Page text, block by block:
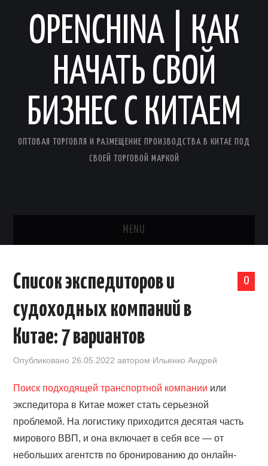
OPENCHINA | КАК
НАЧАТЬ СВОЙ
БИЗНЕС С КИТАЕМ
ОПТОВАЯ ТОРГОВЛЯ И РАЗМЕЩЕНИЕ ПРОИЗВОДСТВА В КИТАЕ ПОД
СВОЕЙ ТОРГОВОЙ МАРКОЙ
MENU
КАЛЕНДАРЬ ВЫСТАВОК В КИТАЕ
НОВОСТИ КИТАЯ
КЛУБ ИМПОРТЕРОВ
УСЛУГИ ПО БИЗНЕСУ С КИТАЕМ |
OPENCHINA
0
Список экспедиторов и
судоходных компаний в
Китае: 7 вариантов
Опубликовано 26.05.2022 автором Ильенко Андрей
Поиск подходящей транспортной компании или
экспедитора в Китае может стать серьезной
проблемой. На логистику приходится десятая часть
мирового ВВП, и она включает в себя все — от
небольших агентств по бронированию до онлайн-